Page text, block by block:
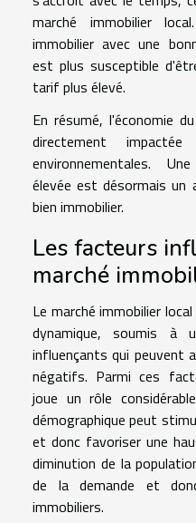
marché immobilier
immobilier avec une
est plus susceptible
tarif plus élevé.
En résumé, l'économie
directement
environnementales.
élevée est désormais un
bien immobilier.
Les facteurs
marché
Le marché immobilier
dynamique, soumis à
influençants qui peuvent
négatifs. Parmi ces
joue un rôle
démographique peut
et donc favoriser une
diminution de la
de la demande et
immobiliers.